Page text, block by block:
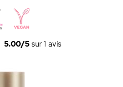
5.00/5 sur 1 avis